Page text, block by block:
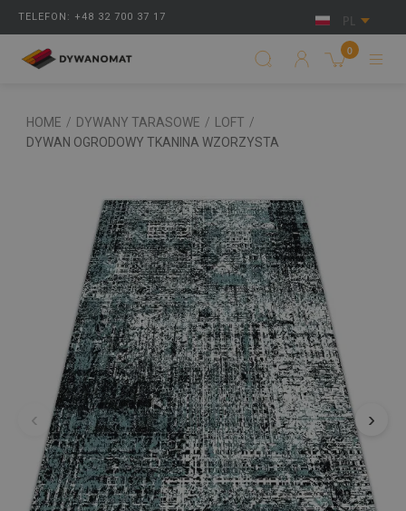
TELEFON: +48 32 700 37 17 PL
0
HOME / DYWANY TARASOWE / LOFT /
DYWAN OGRODOWY TKANINA WZORZYSTA
‹ ›